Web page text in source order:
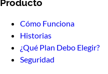
Producto
Cómo Funciona
Historias
¿Qué Plan Debo Elegir?
Seguridad